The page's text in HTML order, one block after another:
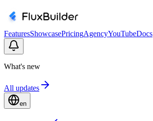
FeaturesShowcasePricingAgencyYouTubeDocs
What's new
All updates
en